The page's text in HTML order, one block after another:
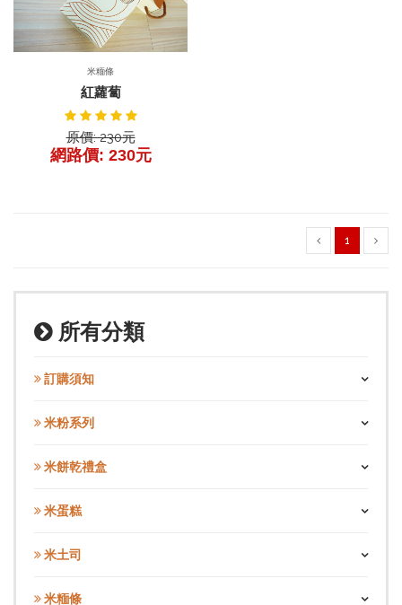
產品詳細
米糆條
紅蘿蔔
原價: 230元
網路價: 230元
1
所有分類
訂購須知
米粉系列
米餅乾禮盒
米蛋糕
米土司
米糆條